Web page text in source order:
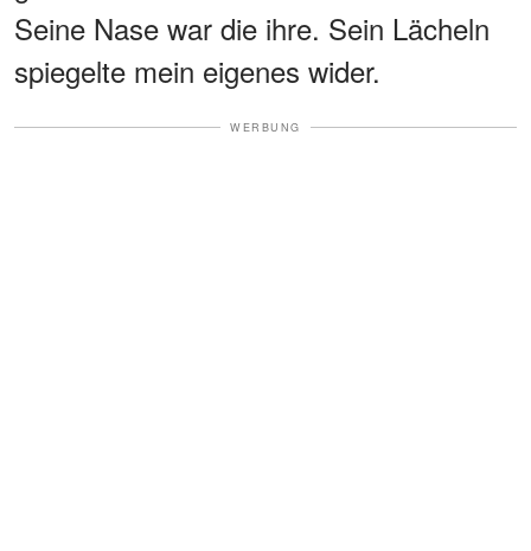
Seine Nase war die ihre. Sein Lächeln
spiegelte mein eigenes wider.
WERBUNG